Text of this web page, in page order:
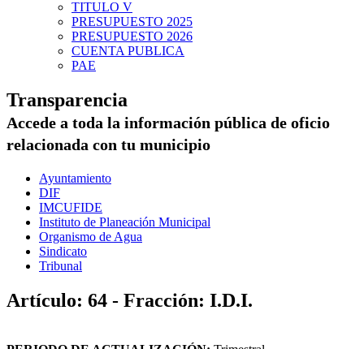
TITULO V
PRESUPUESTO 2025
PRESUPUESTO 2026
CUENTA PUBLICA
PAE
Transparencia
Accede a toda la información pública de oficio
relacionada con tu municipio
Ayuntamiento
DIF
IMCUFIDE
Instituto de Planeación Municipal
Organismo de Agua
Sindicato
Tribunal
Artículo: 64 - Fracción: I.D.I.